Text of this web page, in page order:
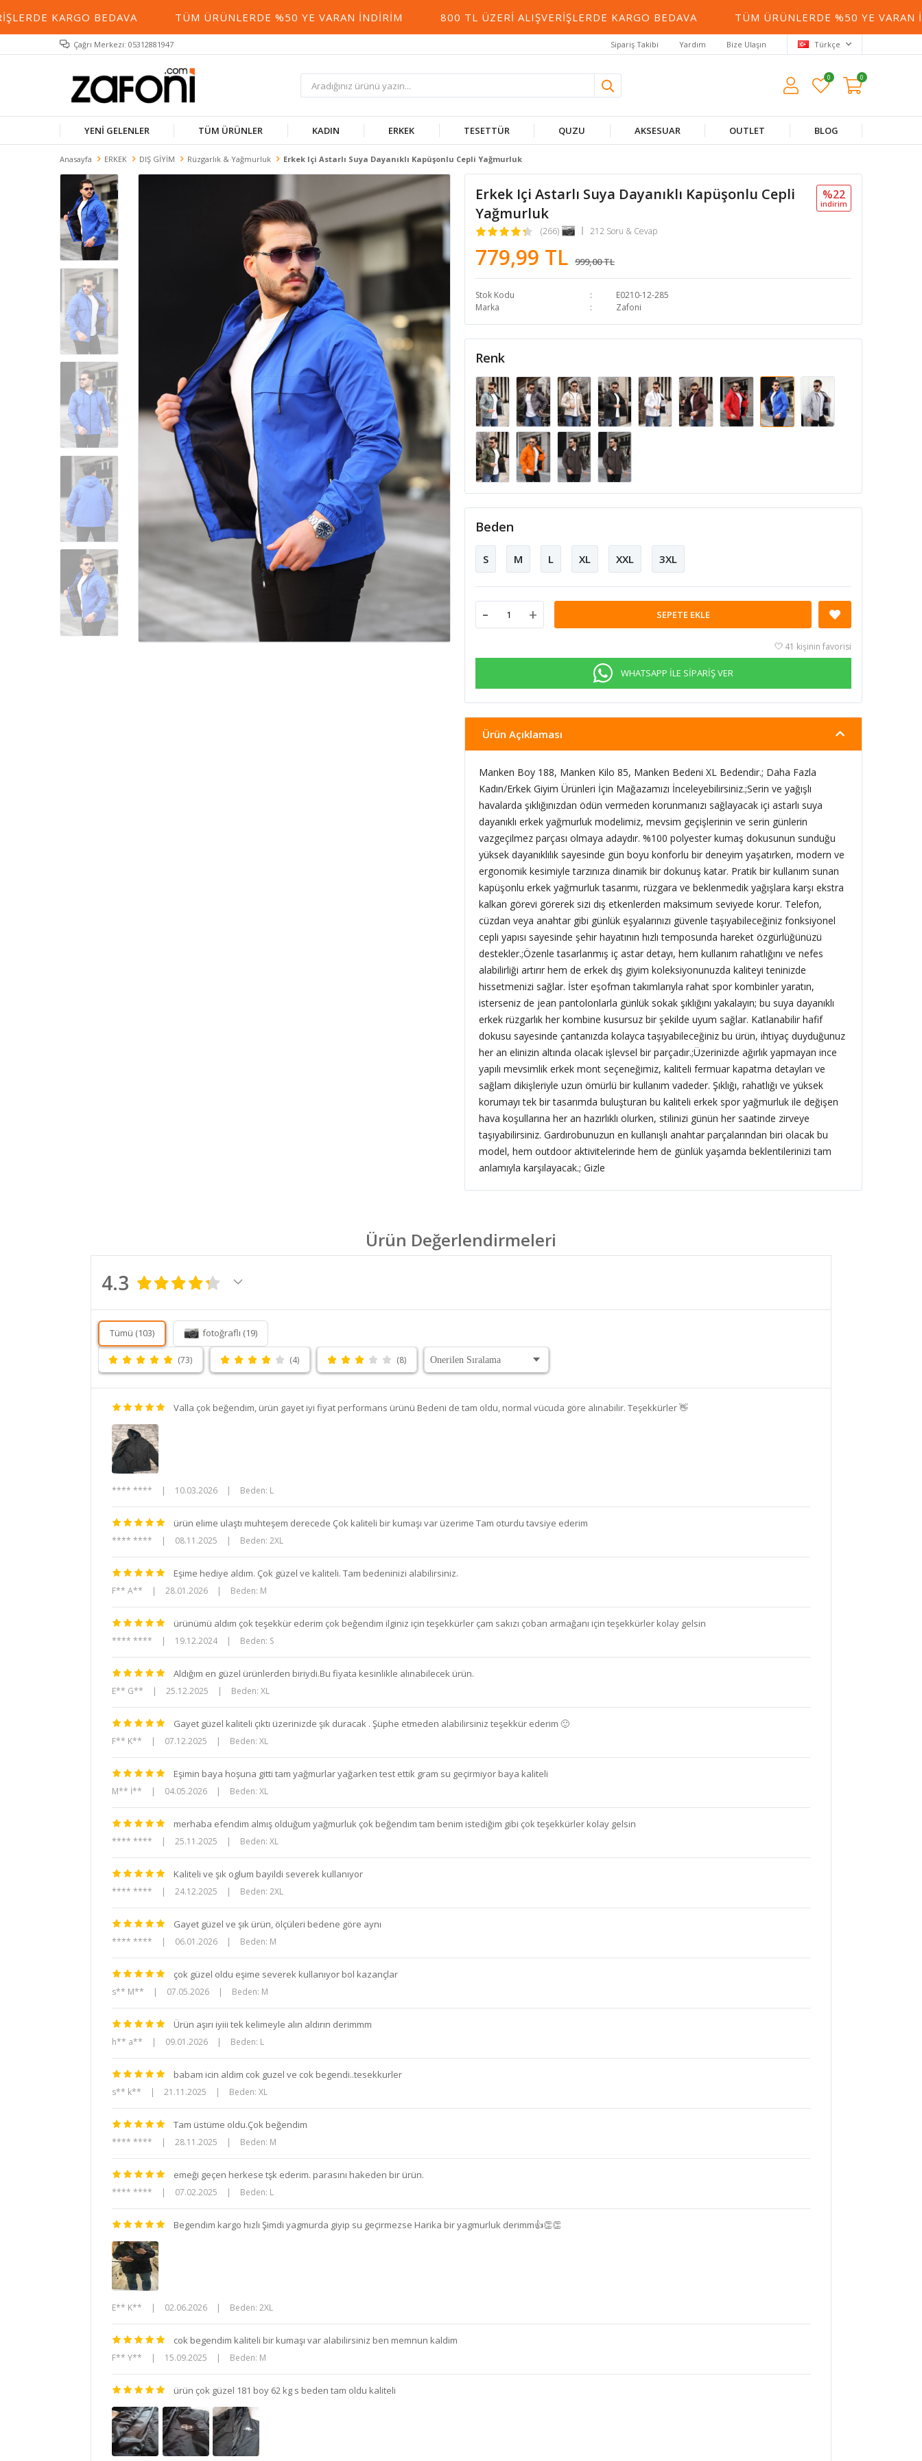
KARGO BEDAVA TÜM ÜRÜNLERDE %50 YE VARAN İNDIRIM 800 TL ÜZERI ALIŞVERIŞLERDE KARGO BEDAVA TÜM ÜRÜNLERDE %50 YE VARAN
Çağrı Merkezi: 05312881947 Sipariş Takibi Yardım Bize Ulaşın Türkçe
0 0
YENİ GELENLER TÜM ÜRÜNLER KADIN ERKEK TESETTÜR QUZU AKSESUAR OUTLET BLOG
Anasayfa ERKEK DIŞ GİYİM Rüzgarlık & Yağmurluk Erkek Içi Astarlı Suya Dayanıklı Kapüşonlu Cepli Yağmurluk
Erkek Içi Astarlı Suya Dayanıklı Kapüşonlu Cepli
Yağmurluk
(266) 212 Soru & Cevap
779,99 TL 999,00 TL
%22
i̇ndi̇ri̇m
Stok Kodu
E0210-12-285
Marka
Zafoni
Renk
Beden
S M L XL XXL 3XL
- + SEPETE EKLE
41 kişinin favorisi
WHATSAPP İLE SİPARİŞ VER
Ürün Açıklaması
Manken Boy 188, Manken Kilo 85, Manken Bedeni XL Bedendir.; Daha Fazla
Kadın/Erkek Giyim Ürünleri İçin Mağazamızı İnceleyebilirsiniz.;Serin ve yağışlı
havalarda şıklığınızdan ödün vermeden korunmanızı sağlayacak içi astarlı suya
dayanıklı erkek yağmurluk modelimiz, mevsim geçişlerinin ve serin günlerin
vazgeçilmez parçası olmaya adaydır. %100 polyester kumaş dokusunun sunduğu
yüksek dayanıklılık sayesinde gün boyu konforlu bir deneyim yaşatırken, modern ve
ergonomik kesimiyle tarzınıza dinamik bir dokunuş katar. Pratik bir kullanım sunan
kapüşonlu erkek yağmurluk tasarımı, rüzgara ve beklenmedik yağışlara karşı ekstra
kalkan görevi görerek sizi dış etkenlerden maksimum seviyede korur. Telefon,
cüzdan veya anahtar gibi günlük eşyalarınızı güvenle taşıyabileceğiniz fonksiyonel
cepli yapısı sayesinde şehir hayatının hızlı temposunda hareket özgürlüğünüzü
destekler.;Özenle tasarlanmış iç astar detayı, hem kullanım rahatlığını ve nefes
alabilirliği artırır hem de erkek dış giyim koleksiyonunuzda kaliteyi teninizde
hissetmenizi sağlar. İster eşofman takımlarıyla rahat spor kombinler yaratın,
isterseniz de jean pantolonlarla günlük sokak şıklığını yakalayın; bu suya dayanıklı
erkek rüzgarlık her kombine kusursuz bir şekilde uyum sağlar. Katlanabilir hafif
dokusu sayesinde çantanızda kolayca taşıyabileceğiniz bu ürün, ihtiyaç duyduğunuz
her an elinizin altında olacak işlevsel bir parçadır.;Üzerinizde ağırlık yapmayan ince
yapılı mevsimlik erkek mont seçeneğimiz, kaliteli fermuar kapatma detayları ve
sağlam dikişleriyle uzun ömürlü bir kullanım vadeder. Şıklığı, rahatlığı ve yüksek
korumayı tek bir tasarımda buluşturan bu kaliteli erkek spor yağmurluk ile değişen
hava koşullarına her an hazırlıklı olurken, stilinizi günün her saatinde zirveye
taşıyabilirsiniz. Gardırobunuzun en kullanışlı anahtar parçalarından biri olacak bu
model, hem outdoor aktivitelerinde hem de günlük yaşamda beklentilerinizi tam
anlamıyla karşılayacak.; Gizle
Ürün Değerlendirmeleri
4.3
Tümü (103) fotoğraflı (19)
(73) (4) (8)
Valla çok beğendim, ürün gayet iyi fiyat performans ürünü Bedeni de tam oldu, normal vücuda göre alınabilir. Teşekkürler 👋
**** **** | 10.03.2026 | Beden: L
ürün elime ulaştı muhteşem derecede Çok kaliteli bir kumaşı var üzerime Tam oturdu tavsiye ederim
**** **** | 08.11.2025 | Beden: 2XL
Eşime hediye aldım. Çok güzel ve kaliteli. Tam bedeninizi alabilirsiniz.
F** A** | 28.01.2026 | Beden: M
ürünümü aldım çok teşekkür ederim çok beğendim ilginiz için teşekkürler çam sakızı çoban armağanı için teşekkürler kolay gelsin
**** **** | 19.12.2024 | Beden: S
Aldığım en güzel ürünlerden biriydi.Bu fiyata kesinlikle alınabilecek ürün.
E** G** | 25.12.2025 | Beden: XL
Gayet güzel kaliteli çıktı üzerinizde şık duracak . Şüphe etmeden alabilirsiniz teşekkür ederim 🙂
F** K** | 07.12.2025 | Beden: XL
Eşimin baya hoşuna gitti tam yağmurlar yağarken test ettik gram su geçirmiyor baya kaliteli
M** İ** | 04.05.2026 | Beden: XL
merhaba efendim almış olduğum yağmurluk çok beğendim tam benim istediğim gibi çok teşekkürler kolay gelsin
**** **** | 25.11.2025 | Beden: XL
Kaliteli ve şık oglum bayildi severek kullanıyor
**** **** | 24.12.2025 | Beden: 2XL
Gayet güzel ve şık ürün, ölçüleri bedene göre aynı
**** **** | 06.01.2026 | Beden: M
çok güzel oldu eşime severek kullanıyor bol kazançlar
s** M** | 07.05.2026 | Beden: M
Ürün aşırı iyiii tek kelimeyle alın aldırın derimmm
h** a** | 09.01.2026 | Beden: L
babam icin aldim cok guzel ve cok begendi..tesekkurler
s** k** | 21.11.2025 | Beden: XL
Tam üstüme oldu.Çok beğendim
**** **** | 28.11.2025 | Beden: M
emeği geçen herkese tşk ederim. parasını hakeden bir ürün.
**** **** | 07.02.2025 | Beden: L
Begendim kargo hızlı Şimdi yagmurda giyip su geçirmezse Harika bir yagmurluk derimm👍👏👏
E** K** | 02.06.2026 | Beden: 2XL
cok begendim kaliteli bir kumaşı var alabilirsiniz ben memnun kaldim
F** Y** | 15.09.2025 | Beden: M
ürün çok güzel 181 boy 62 kg s beden tam oldu kaliteli